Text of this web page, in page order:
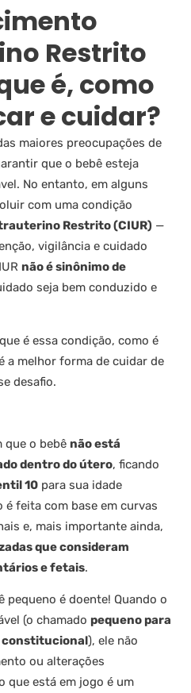
Restrito
é, como
e cuidar?
maiores preocupações de
que o bebê esteja
No entanto, em alguns
com uma condição
Restrito (CIUR) —
vigilância e cuidado
não é sinônimo de
seja bem conduzido e
é essa condição, como é
a melhor forma de cuidar de
desafio.
que o bebênão está
dentro do útero, ficando
10 para sua idade
é feita com base em curvas
e, mais importante ainda,
que consideram
e fetais.
é doente! Quando o
(o chamado pequeno para
constitucional), ele não
ou alterações
que está em jogo é um